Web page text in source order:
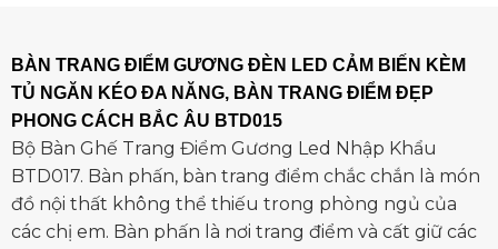
BÀN TRANG ĐIỂM GƯƠNG ĐÈN LED CẢM BIẾN KÈM
TỦ NGĂN KÉO ĐA NĂNG, BÀN TRANG ĐIỂM ĐẸP
PHONG CÁCH BẮC ÂU BTD015
Bộ Bàn Ghế Trang Điểm Gương Led Nhập Khẩu
BTD017. Bàn phấn, bàn trang điểm chắc chắn là món
đồ nội thất không thể thiếu trong phòng ngủ của
các chị em. Bàn phấn là nơi trang điểm và cất giữ các